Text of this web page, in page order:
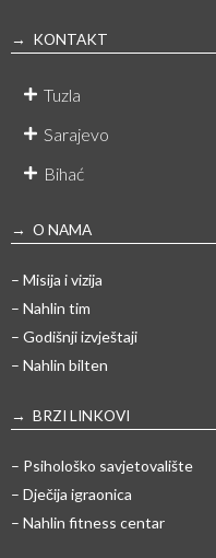
→ KONTAKT
Tuzla
Sarajevo
Bihać
→ O NAMA
– Misija i vizija
– Nahlin tim
– Godišnji izvještaji
– Nahlin bilten
→ BRZI LINKOVI
– Psihološko savjetovalište
– Dječija igraonica
– Nahlin fitness centar